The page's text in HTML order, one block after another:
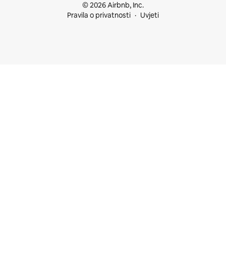
© 2026 Airbnb, Inc.
Pravila o privatnosti
Uvjeti